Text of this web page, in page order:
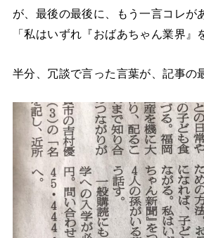
が、最後の最後に、もう一言コレが
「私はいずれ『おばあちゃん業界』
半分、冗談で言った言葉が、記事の